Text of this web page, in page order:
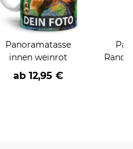
Panoramatasse
innen weinrot
ab 12,95 €
Rand/